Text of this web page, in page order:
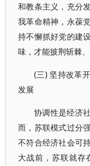
和教条主义，充分
我革命精神，永葆
持不懈抓好党的建
味，才能披荆斩棘
(三) 坚持改革
发展
协调性是经济
而，苏联模式过分
不符合经济社会可
大战前，苏联就存